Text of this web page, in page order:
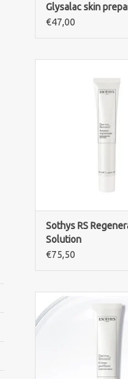
Glysalac skin
€47,00
Sothys RS
Met Glyco-
TOEVOEGEN AAN
Sothys RS
Solution
€75,50
Sothys Crème
crème voor de
gevoelige huid.
hydrateert de huid
TOEVOEGEN AAN